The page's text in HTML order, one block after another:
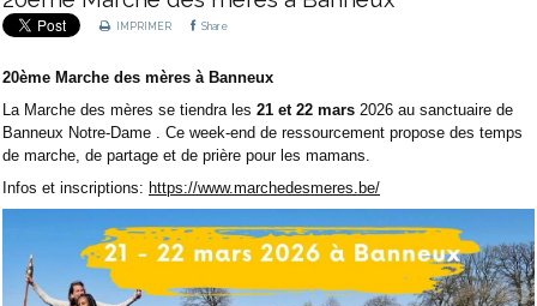
IMPRIMER Share
20ème Marche des mères à Banneux
La Marche des mères se tiendra les 21 et 22 mars 2026 au sanctuaire de
Banneux Notre-Dame . Ce week-end de ressourcement propose des temps
de marche, de partage et de prière pour les mamans.
Infos et inscriptions: https://www.marchedesmeres.be/